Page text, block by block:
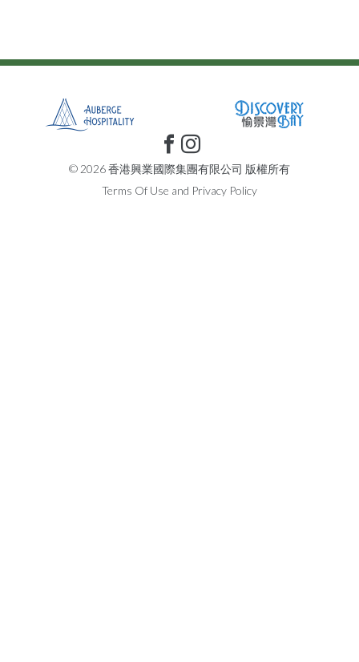
© 2026 香港興業國際集團有限公司 版權所有
Terms Of Use and Privacy Policy